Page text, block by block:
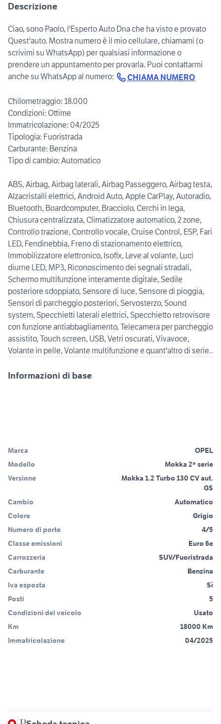
Descrizione
Ciao, sono Paolo, l'Esperto Auto Dna che ha visto e provato
Quest'auto. Mostra numero è il mio cellulare, chiamami (o
scrivimi su WhatsApp) per qualsiasi informazione o
prendere un appuntamento per provarla. Puoi contattarmi
anche su WhatsApp al numero:
CHIAMA NUMERO
Chilometraggio: 18.000
Condizioni: Ottime
Immatricolazione: 04/2025
Tipologia: Fuoristrada
Carburante: Benzina
Tipo di cambio: Automatico
ABS, Airbag, Airbag laterali, Airbag Passeggero, Airbag testa,
Alzacristalli elettrici, Android Auto, Apple CarPlay, Autoradio,
Bluetooth, Boardcomputer, Bracciolo, Cerchi in lega,
Chiusura centralizzata, Climatizzatore automatico, 2 zone,
Controllo trazione, Controllo vocale, Cruise Control, ESP, Fari
LED, Fendinebbia, Freno di stazionamento elettrico,
Immobilizzatore elettronico, Isofix, Leve al volante, Luci
diurne LED, MP3, Riconoscimento dei segnali stradali,
Schermo multifunzione interamente digitale, Sedile
posteriore sdoppiato, Sensore di luce, Sensore di pioggia,
Sensori di parcheggio posteriori, Servosterzo, Sound
system, Specchietti laterali elettrici, Specchietto retrovisore
con funzione antiabbagliamento, Telecamera per parcheggio
assistito, Touch screen, USB, Vetri oscurati, Vivavoce,
Volante in pelle, Volante multifunzione e quant'altro di serie..
Informazioni di base
Marca
OPEL
Modello
Mokka 2ª serie
Versione
Mokka 1.2 Turbo 130 CV aut.
GS
Cambio
Automatico
Colore
Grigio
Numero di porte
4/5
Classe emissioni
Euro 6e
Carrozzeria
SUV/Fuoristrada
Carburante
Benzina
Iva esposta
Sì
Posti
5
Condizioni del veicolo
Usato
Km
18000 Km
Immatricolazione
04/2025